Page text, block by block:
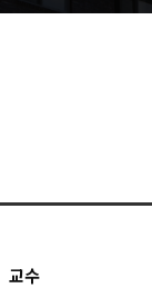
교수